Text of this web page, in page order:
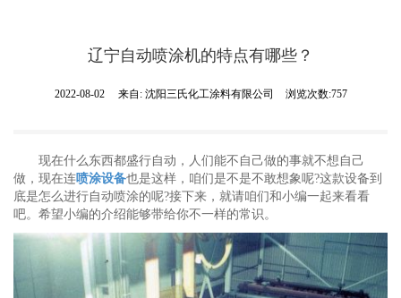
辽宁自动喷涂机的特点有哪些？
2022-08-02 来自: 沈阳三氏化工涂料有限公司 浏览次数:757
现在什么东西都盛行自动，人们能不自己做的事就不想自己
做，现在连喷涂设备也是这样，咱们是不是不敢想象呢?这款设备到
底是怎么进行自动喷涂的呢?接下来，就请咱们和小编一起来看看
吧。希望小编的介绍能够带给你不一样的常识。